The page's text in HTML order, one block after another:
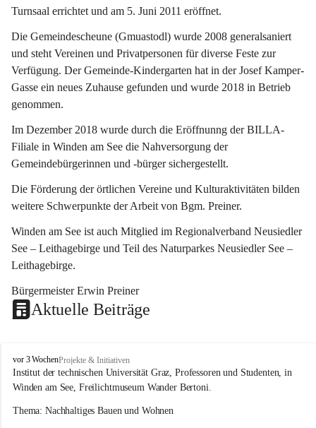
Turnsaal errichtet und am 5. Juni 2011 eröffnet.
Die Gemeindescheune (Gmuastodl) wurde 2008 generalsaniert
und steht Vereinen und Privatpersonen für diverse Feste zur
Verfügung. Der Gemeinde-Kindergarten hat in der Josef Kamper-
Gasse ein neues Zuhause gefunden und wurde 2018 in Betrieb
genommen.
Im Dezember 2018 wurde durch die Eröffnunng der BILLA-
Filiale in Winden am See die Nahversorgung der
Gemeindebürgerinnen und -bürger sichergestellt.
Die Förderung der örtlichen Vereine und Kulturaktivitäten bilden
weitere Schwerpunkte der Arbeit von Bgm. Preiner.
Winden am See ist auch Mitglied im Regionalverband Neusiedler
See – Leithagebirge und Teil des Naturparkes Neusiedler See –
Leithagebirge.
Bürgermeister Erwin Preiner
Aktuelle Beiträge
W
i
n
e
vor 3 WochenProjekte & Initiativen
Institut der technischen Universität Graz, Professoren und Studenten, in
Winden am See, Freilichtmuseum Wander Bertoni.
Thema: Nachhaltiges Bauen und Wohnen